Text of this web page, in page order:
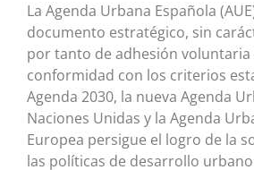
La Agenda Urbana Española
documento estratégico, sin
por tanto de adhesión voluntaria
conformidad con los criterios
Agenda 2030, la nueva Agenda
Naciones Unidas y la Agenda
Europea persigue el logro de la
las políticas de desarrollo